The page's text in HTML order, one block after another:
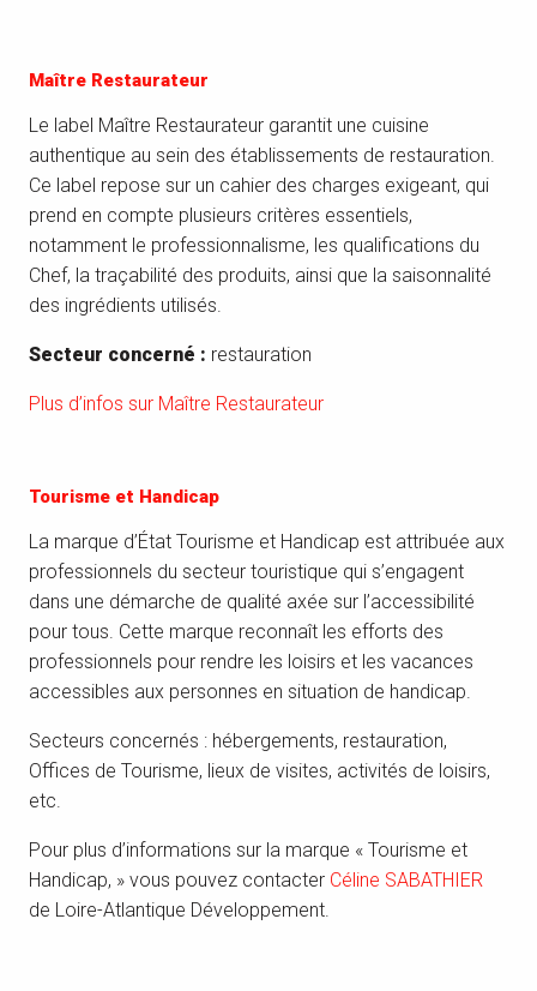
Maître Restaurateur
Le label Maître Restaurateur garantit une cuisine
authentique au sein des établissements de restauration.
Ce label repose sur un cahier des charges exigeant, qui
prend en compte plusieurs critères essentiels,
notamment le professionnalisme, les qualifications du
Chef, la traçabilité des produits, ainsi que la saisonnalité
des ingrédients utilisés.
Secteur concerné : restauration
Plus d’infos sur Maître Restaurateur
Tourisme et Handicap
La marque d’État Tourisme et Handicap est attribuée aux
professionnels du secteur touristique qui s’engagent
dans une démarche de qualité axée sur l’accessibilité
pour tous. Cette marque reconnaît les efforts des
professionnels pour rendre les loisirs et les vacances
accessibles aux personnes en situation de handicap.
Secteurs concernés : hébergements, restauration,
Offices de Tourisme, lieux de visites, activités de loisirs,
etc.
Pour plus d’informations sur la marque « Tourisme et
Handicap, » vous pouvez contacter Céline SABATHIER
de Loire-Atlantique Développement.